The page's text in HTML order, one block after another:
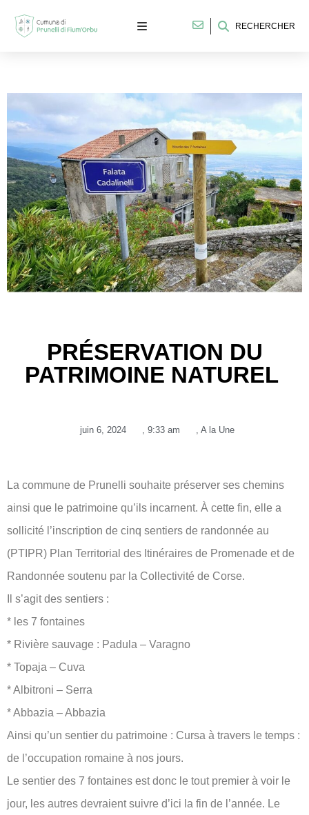
RECHERCHER
PRÉSERVATION DU
PATRIMOINE NATUREL
juin 6, 2024 , 9:33 am , A la Une
La commune de Prunelli souhaite préserver ses chemins
ainsi que le patrimoine qu’ils incarnent. À cette fin, elle a
sollicité l’inscription de cinq sentiers de randonnée au
(PTIPR) Plan Territorial des Itinéraires de Promenade et de
Randonnée soutenu par la Collectivité de Corse.
Il s’agit des sentiers :
* les 7 fontaines
* Rivière sauvage : Padula – Varagno
* Topaja – Cuva
* Albitroni – Serra
* Abbazia – Abbazia
Ainsi qu’un sentier du patrimoine : Cursa à travers le temps :
de l’occupation romaine à nos jours.
Le sentier des 7 fontaines est donc le tout premier à voir le
jour, les autres devraient suivre d’ici la fin de l’année. Le